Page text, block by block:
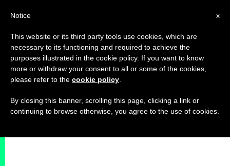
x
Notice
This website or its third party tools use cookies, which are
necessary to its functioning and required to achieve the
purposes illustrated in the cookie policy. If you want to know
more or withdraw your consent to all or some of the cookies,
please refer to the cookie policy
By closing this banner, scrolling this page, clicking a link or
continuing to browse otherwise, you agree to the use of cookies.